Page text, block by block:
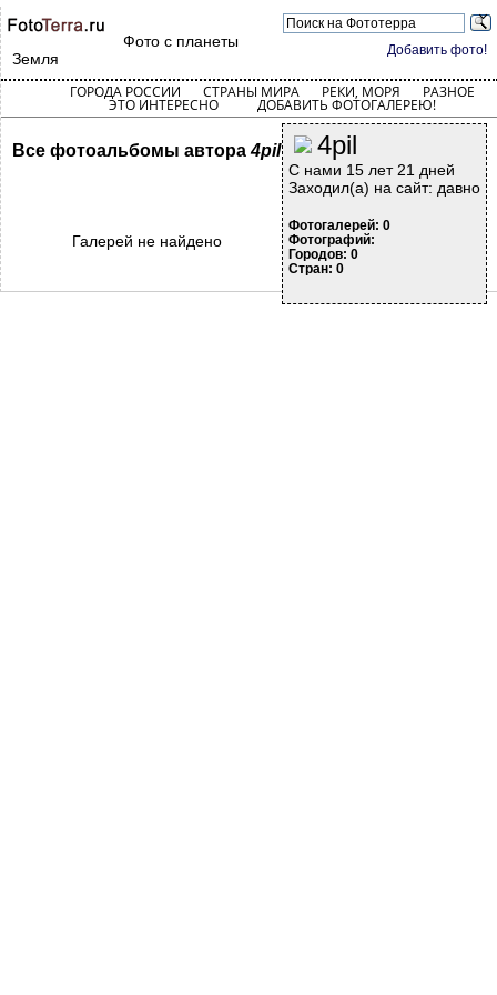
Добавить фото!
Фото с планеты
Земля
ГОРОДА РОССИИ СТРАНЫ МИРА РЕКИ, МОРЯ РАЗНОЕ
ЭТО ИНТЕРЕСНО ДОБАВИТЬ ФОТОГАЛЕРЕЮ!
4pil
С нами 15 лет 21 дней
Заходил(а) на сайт: давно
Фотогалерей: 0
Фотографий:
Городов: 0
Стран: 0
Все фотоальбомы автора4pil
Галерей не найдено